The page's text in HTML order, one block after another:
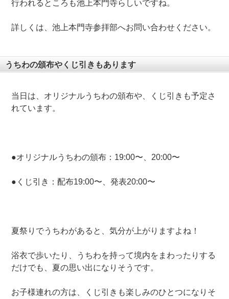
行われるところも池上本門寺らしいですね。
詳しくは、池上本門寺参拝部へお問い合わせください。
うちわの頒布やくじ引きもあります
当日は、オリジナルうちわの頒布や、くじ引きも予定さ
れています。
●オリジナルうちわの頒布：19:00〜、20:00〜
●くじ引き：配布19:00〜、発表20:00〜
夏祭りでうちわがあると、気分が上がりますよね！
浴衣で歩いたり、うちわを持って境内をまわったりする
だけでも、夏の思い出になりそうです。
お子様連れの方は、くじ引きも楽しみのひとつになりそ